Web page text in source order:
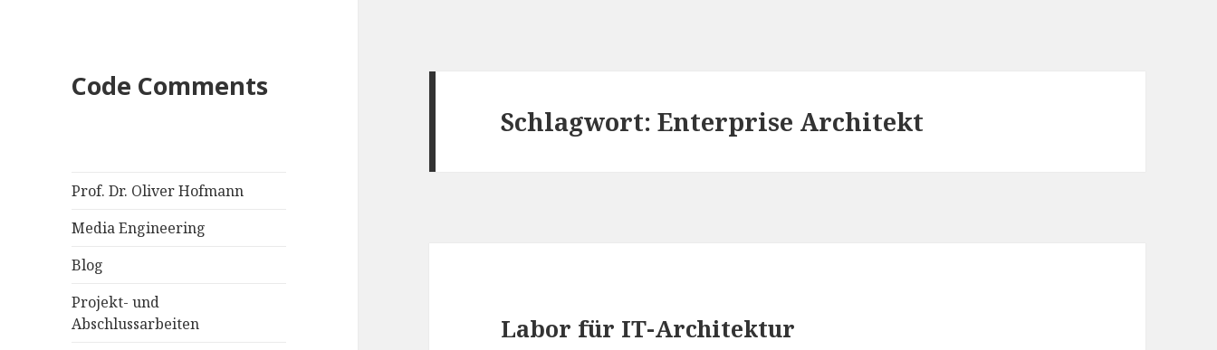
Code Comments
Prof. Dr. Oliver Hofmann
Media Engineering
Blog
Projekt- und
Abschlussarbeiten
Schlagwort:Enterprise Architekt
Labor für IT-Architektur